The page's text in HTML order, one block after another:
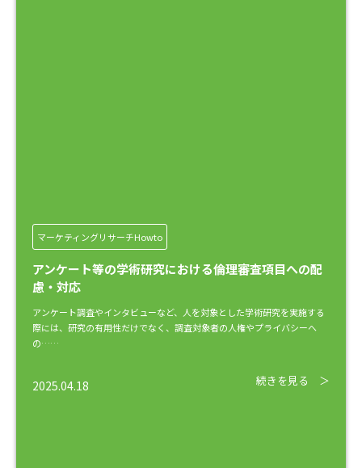
マーケティングリサーチHowto
アンケート等の学術研究における倫理審査項目への配
慮・対応
アンケート調査やインタビューなど、人を対象とした学術研究を実施する
際には、研究の有用性だけでなく、調査対象者の人権やプライバシーへ
の……
2025.04.18 続きを見る ＞